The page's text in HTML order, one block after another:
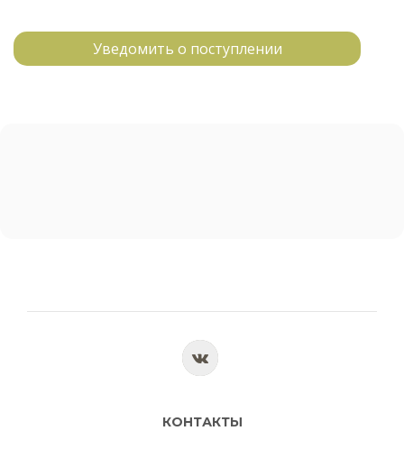
Уведомить о поступлении
КОНТАКТЫ